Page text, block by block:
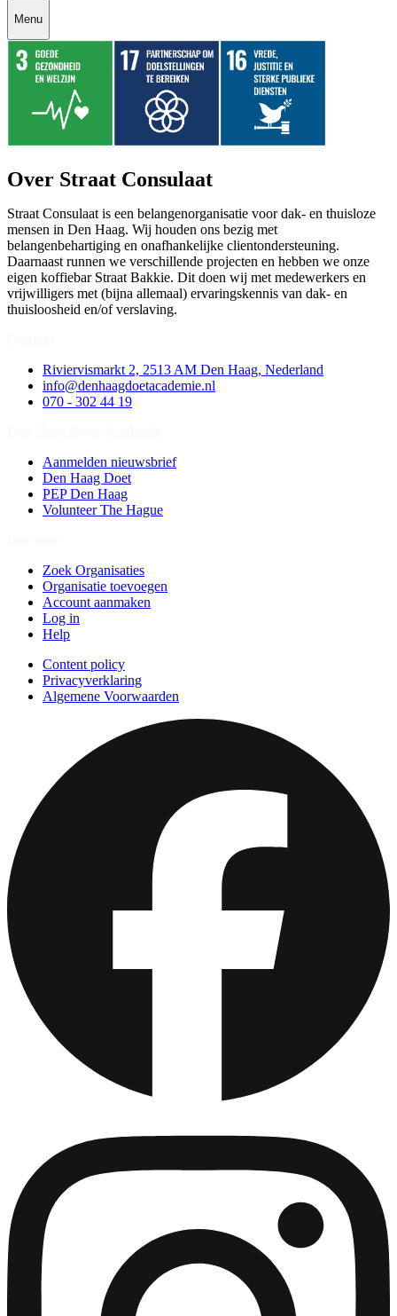
Menu
Over Straat Consulaat
Straat Consulaat is een belangenorganisatie voor dak- en thuisloze
mensen in Den Haag. Wij houden ons bezig met
belangenbehartiging en onafhankelijke clientondersteuning.
Daarnaast runnen we verschillende projecten en hebben we onze
eigen koffiebar Straat Bakkie. Dit doen wij met medewerkers en
vrijwilligers met (bijna allemaal) ervaringskennis van dak- en
thuisloosheid en/of verslaving.
Riviervismarkt 2, 2513 AM Den Haag, Nederland
info@denhaagdoetacademie.nl
070 - 302 44 19
Aanmelden nieuwsbrief
Den Haag Doet
PEP Den Haag
Volunteer The Hague
Zoek Organisaties
Organisatie toevoegen
Account aanmaken
Log in
Help
Content policy
Privacyverklaring
Algemene Voorwaarden